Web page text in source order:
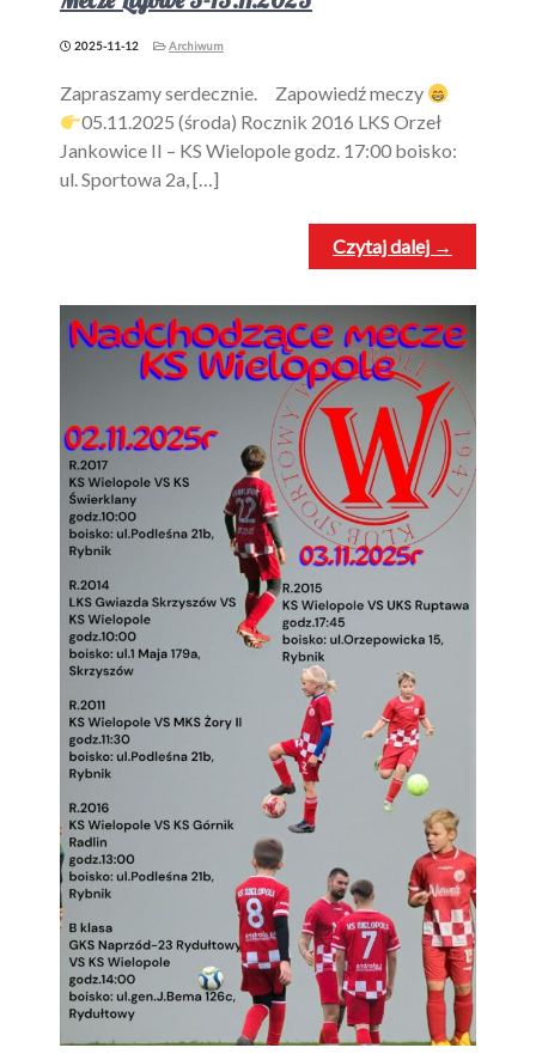
2025-11-12 Archiwum
Zapraszamy serdecznie. Zapowiedź meczy
05.11.2025 (środa) Rocznik 2016 LKS Orzeł
Jankowice II – KS Wielopole godz. 17:00 boisko:
ul. Sportowa 2a, […]
Czytaj dalej →